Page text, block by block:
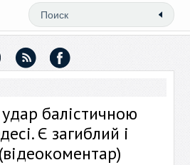
балістичною
Є загиблий і